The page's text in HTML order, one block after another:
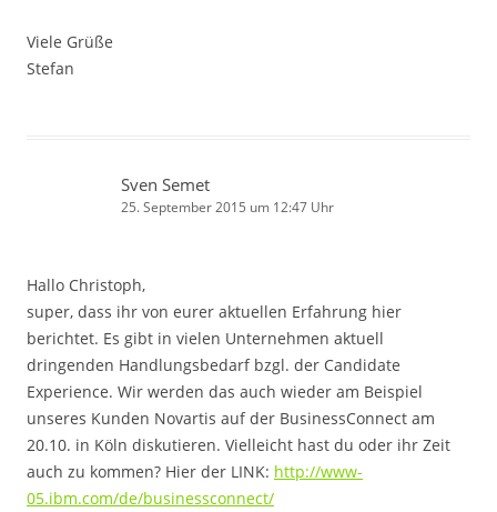
Viele Grüße
Stefan
Sven Semet
25. September 2015 um 12:47 Uhr
Hallo Christoph,
super, dass ihr von eurer aktuellen Erfahrung hier
berichtet. Es gibt in vielen Unternehmen aktuell
dringenden Handlungsbedarf bzgl. der Candidate
Experience. Wir werden das auch wieder am Beispiel
unseres Kunden Novartis auf der BusinessConnect am
20.10. in Köln diskutieren. Vielleicht hast du oder ihr Zeit
auch zu kommen? Hier der LINK: http://www-
05.ibm.com/de/businessconnect/